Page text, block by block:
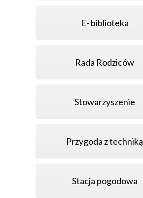
E- biblioteka
Rada Rodziców
Stowarzyszenie
Przygoda z techniką
Stacja pogodowa